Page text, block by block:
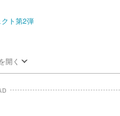
ト第2弾
開く